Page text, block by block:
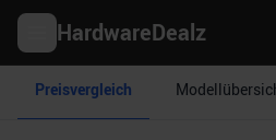
HardwareDealz
Preisvergleich